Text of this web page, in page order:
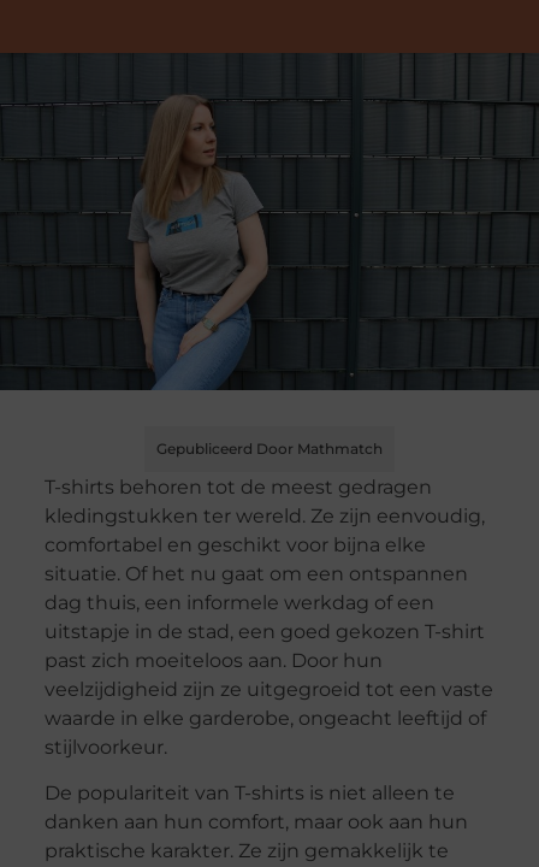
Gepubliceerd Door Mathmatch
T-shirts behoren tot de meest gedragen
kledingstukken ter wereld. Ze zijn eenvoudig,
comfortabel en geschikt voor bijna elke
situatie. Of het nu gaat om een ontspannen
dag thuis, een informele werkdag of een
uitstapje in de stad, een goed gekozen T-shirt
past zich moeiteloos aan. Door hun
veelzijdigheid zijn ze uitgegroeid tot een vaste
waarde in elke garderobe, ongeacht leeftijd of
stijlvoorkeur.
De populariteit van T-shirts is niet alleen te
danken aan hun comfort, maar ook aan hun
praktische karakter. Ze zijn gemakkelijk te